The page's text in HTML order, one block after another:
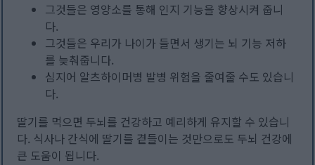
그것들은 영양소를 통해 인지 기능을 향상시켜 줍니
다.
그것들은 우리가 나이가 들면서 생기는 뇌 기능 저하
를 늦춰줍니다.
심지어 알츠하이머병 발병 위험을 줄여줄 수도 있습니
다.
딸기를 먹으면 두뇌를 건강하고 예리하게 유지할 수 있습니
다. 식사나 간식에 딸기를 곁들이는 것만으로도 두뇌 건강에
큰 도움이 됩니다.